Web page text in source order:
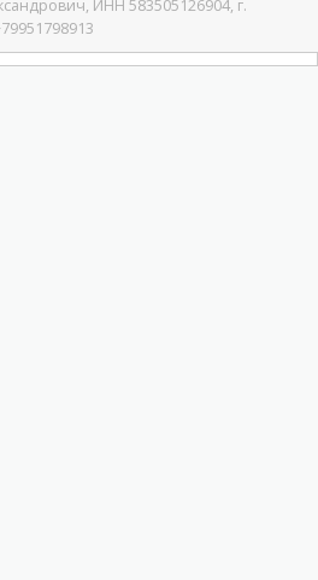
ИНН 583505126904, г.